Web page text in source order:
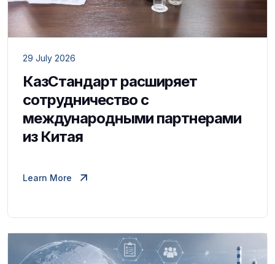
29 July 2026
КазСтандарт расширяет
сотрудничество с
международными партнерами
из Китая
Learn More